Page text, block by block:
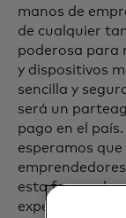
manos de
de cualquier
poderosa para
y dispositivos
sencilla y
será un
pago en el
esperamos
esta forma de
experiencia de